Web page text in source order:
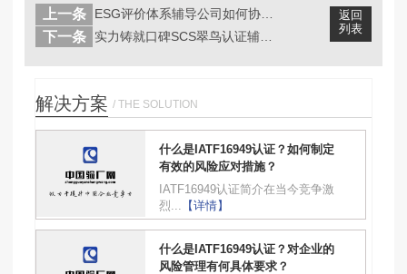
返回
列表
上一条
下一条
解决方案 / THE SOLUTION
什么是IATF16949认证？如何制定
有效的风险应对措施？
IATF16949认证简介在当今竞争激
烈...
【详情】
什么是IATF16949认证？对企业的
风险管理有何具体要求？